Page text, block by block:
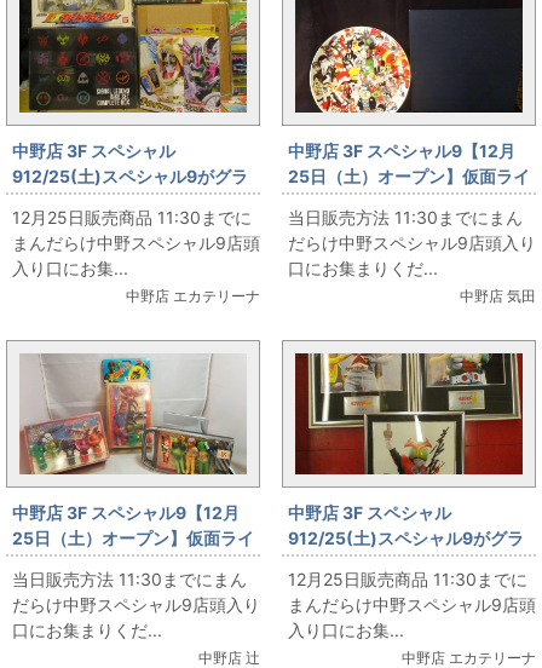
中野店 3F スペシャル
912/25(土)スペシャル9がグラ
ンドオープン‼ その36
12月25日販売商品 11:30までに
まんだらけ中野スペシャル9店頭
入り口にお集...
中野店 エカテリーナ
中野店 3F スペシャル9【12月
25日（土）オープン】仮面ライ
ダー専門店スペシャル９ 当日の
販売商品！！
当日販売方法 11:30までにまん
だらけ中野スペシャル9店頭入り
口にお集まりくだ...
中野店 気田
中野店 3F スペシャル9【12月
25日（土）オープン】仮面ライ
ダー専門店スペシャル９ エンゼ
ル 仮面ライダー（黄色ケース）
（赤ケース）＆ポピー GOGOレ
ッツゴー仮面ライダー
当日販売方法 11:30までにまん
だらけ中野スペシャル9店頭入り
口にお集まりくだ...
中野店 辻
中野店 3F スペシャル
912/25(土)スペシャル9がグラ
ンドオープン‼ その35
12月25日販売商品 11:30までに
まんだらけ中野スペシャル9店頭
入り口にお集...
中野店 エカテリーナ